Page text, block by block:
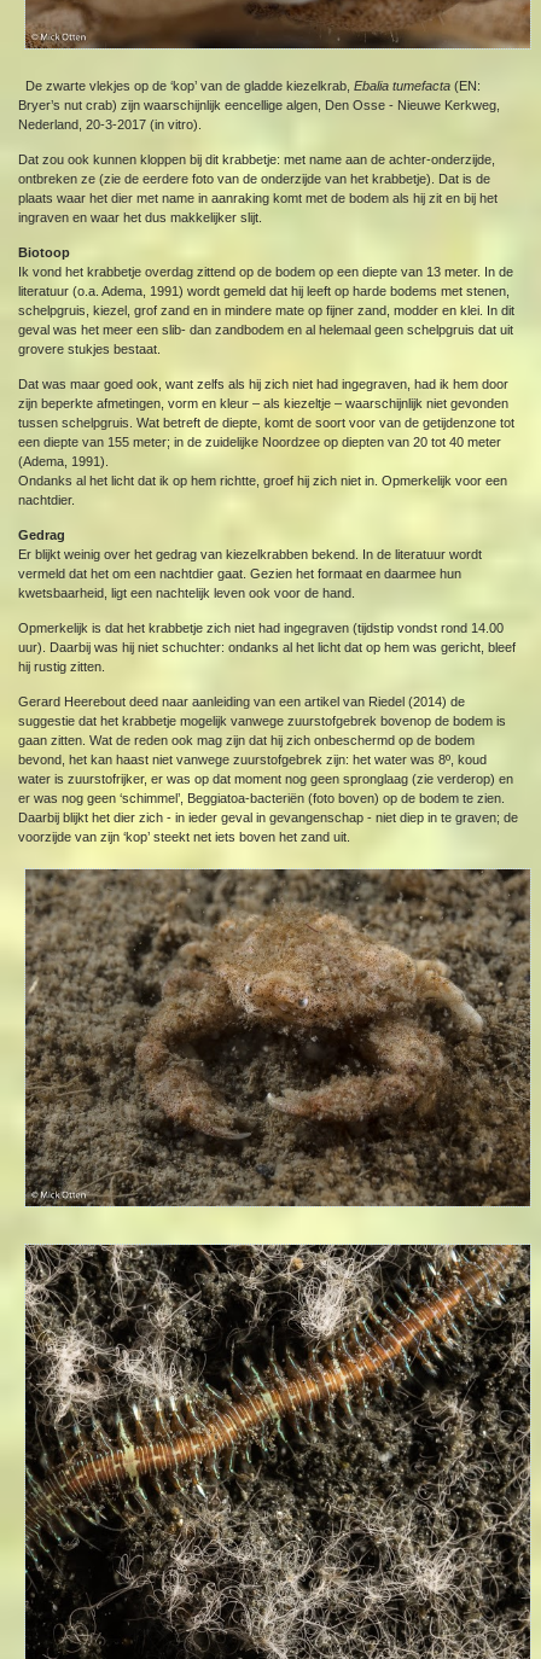
De zwarte vlekjes op de ‘kop’ van de gladde kiezelkrab,Ebalia tumefacta (EN:
Bryer’s nut crab) zijn waarschijnlijk eencellige algen, Den Osse - Nieuwe Kerkweg,
Nederland, 20-3-2017 (in vitro).
Dat zou ook kunnen kloppen bij dit krabbetje: met name aan de achter-onderzijde,
ontbreken ze (zie de eerdere foto van de onderzijde van het krabbetje). Dat is de
plaats waar het dier met name in aanraking komt met de bodem als hij zit en bij het
ingraven en waar het dus makkelijker slijt.
Biotoop
Ik vond het krabbetje overdag zittend op de bodem op een diepte van 13 meter. In de
literatuur (o.a. Adema, 1991) wordt gemeld dat hij leeft op harde bodems met stenen,
schelpgruis, kiezel, grof zand en in mindere mate op fijner zand, modder en klei. In dit
geval was het meer een slib- dan zandbodem en al helemaal geen schelpgruis dat uit
grovere stukjes bestaat.
Dat was maar goed ook, want zelfs als hij zich niet had ingegraven, had ik hem door
zijn beperkte afmetingen, vorm en kleur – als kiezeltje – waarschijnlijk niet gevonden
tussen schelpgruis. Wat betreft de diepte, komt de soort voor van de getijdenzone tot
een diepte van 155 meter; in de zuidelijke Noordzee op diepten van 20 tot 40 meter
(Adema, 1991).
Ondanks al het licht dat ik op hem richtte, groef hij zich niet in. Opmerkelijk voor een
nachtdier.
Gedrag
Er blijkt weinig over het gedrag van kiezelkrabben bekend. In de literatuur wordt
vermeld dat het om een nachtdier gaat. Gezien het formaat en daarmee hun
kwetsbaarheid, ligt een nachtelijk leven ook voor de hand.
Opmerkelijk is dat het krabbetje zich niet had ingegraven (tijdstip vondst rond 14.00
uur). Daarbij was hij niet schuchter: ondanks al het licht dat op hem was gericht, bleef
hij rustig zitten.
Gerard Heerebout deed naar aanleiding van een artikel van Riedel (2014) de
suggestie dat het krabbetje mogelijk vanwege zuurstofgebrek bovenop de bodem is
gaan zitten. Wat de reden ook mag zijn dat hij zich onbeschermd op de bodem
bevond, het kan haast niet vanwege zuurstofgebrek zijn: het water was 8º, koud
water is zuurstofrijker, er was op dat moment nog geen spronglaag (zie verderop) en
er was nog geen ‘schimmel’, Beggiatoa-bacteriën (foto boven) op de bodem te zien.
Daarbij blijkt het dier zich - in ieder geval in gevangenschap - niet diep in te graven; de
voorzijde van zijn ‘kop’ steekt net iets boven het zand uit.